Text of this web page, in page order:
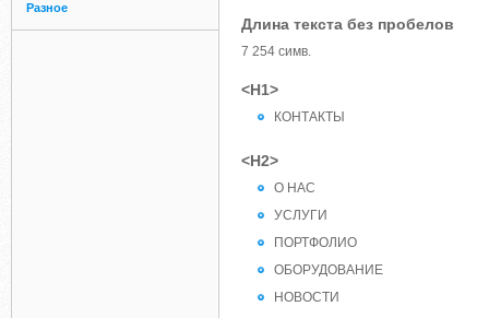
Разное
Длина текста без пробелов
7 254 симв.
<H1>
КОНТАКТЫ
<H2>
О НАС
УСЛУГИ
ПОРТФОЛИО
ОБОРУДОВАНИЕ
НОВОСТИ